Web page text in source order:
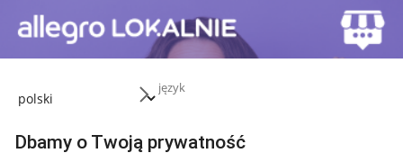
język
Dbamy o Twoją prywatność